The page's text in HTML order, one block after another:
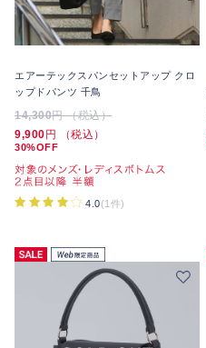
エアーテックスパンセットアップ クロ
ップドパンツ 千鳥
14,300円 （税込）
9,900円 （税込）
30%OFF
4.0(1件)